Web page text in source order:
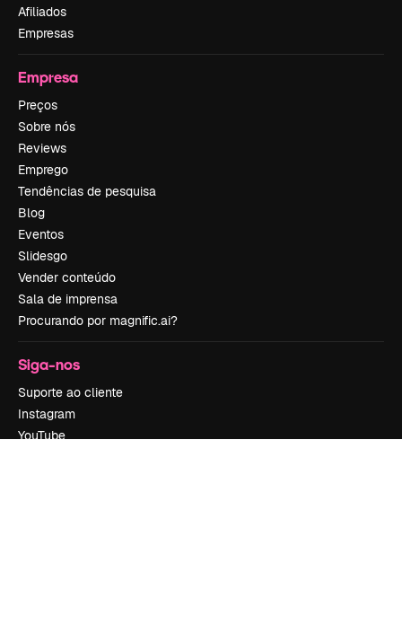
Afiliados
Empresas
Empresa
Preços
Sobre nós
Reviews
Emprego
Tendências de pesquisa
Blog
Eventos
Slidesgo
Vender conteúdo
Sala de imprensa
Procurando por magnific.ai?
Siga-nos
Suporte ao cliente
Instagram
YouTube